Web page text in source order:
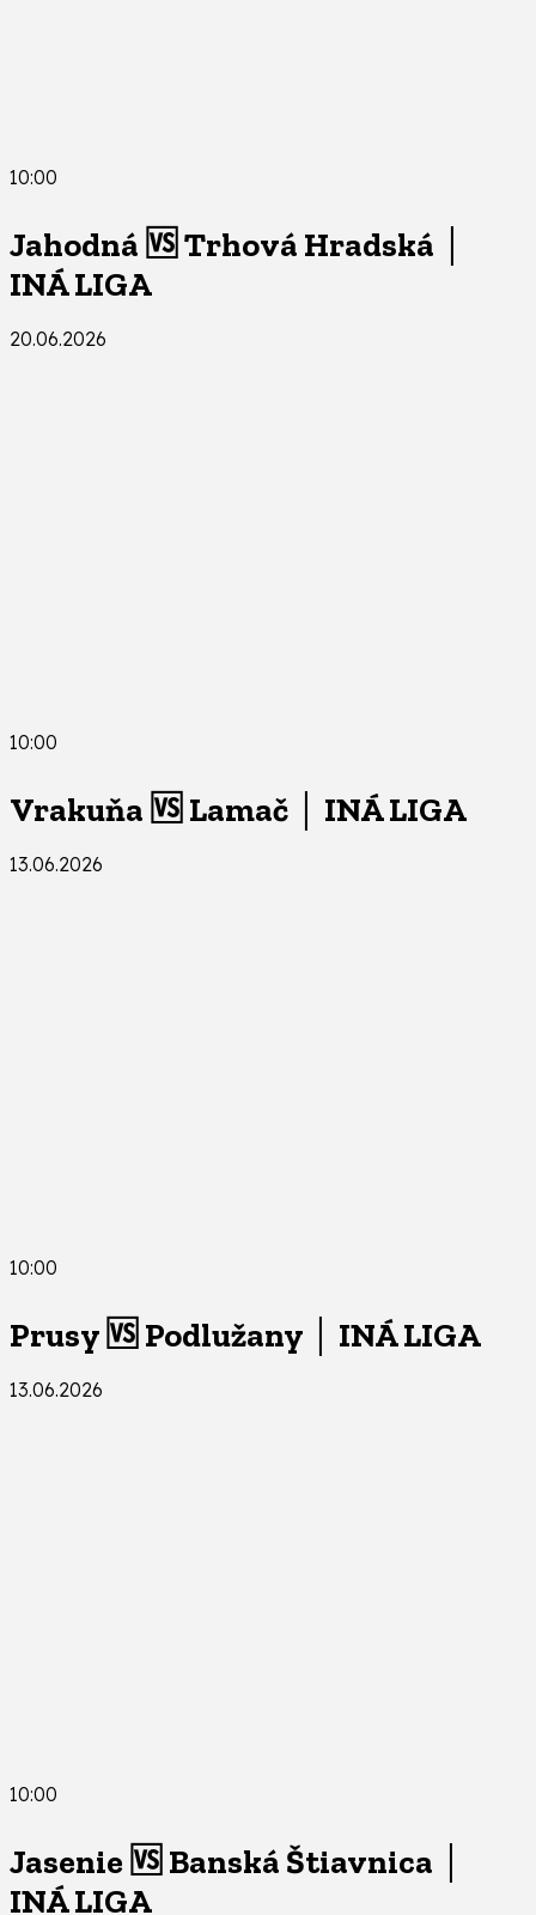
10:00
Jahodná 🆚 Trhová Hradská │
INÁ LIGA
20.06.2026
10:00
Vrakuňa 🆚 Lamač │ INÁ LIGA
13.06.2026
10:00
Prusy 🆚 Podlužany │ INÁ LIGA
13.06.2026
10:00
Jasenie 🆚 Banská Štiavnica │
INÁ LIGA